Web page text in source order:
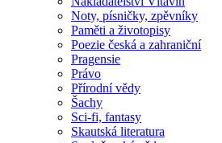
Noty, písničky, zpěvníky
Paměti a životopisy
Poezie česká a zahraniční
Pragensie
Právo
Přírodní vědy
Šachy
Sci-fi, fantasy
Skautská literatura